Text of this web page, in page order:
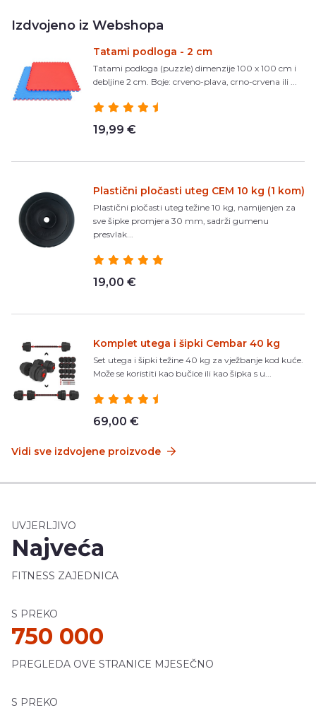
Izdvojeno iz Webshopa
Tatami podloga - 2 cm
Tatami podloga (puzzle) dimenzije 100 x 100 cm i
debljine 2 cm. Boje: crveno-plava, crno-crvena ili ...
19,99 €
Plastični pločasti uteg CEM 10 kg (1 kom)
Plastični pločasti uteg težine 10 kg, namijenjen za
sve šipke promjera 30 mm, sadrži gumenu
presvlak...
19,00 €
Komplet utega i šipki Cembar 40 kg
Set utega i šipki težine 40 kg za vježbanje kod kuće.
Može se koristiti kao bučice ili kao šipka s u...
69,00 €
Vidi sve izdvojene proizvode
UVJERLJIVO
Najveća
FITNESS ZAJEDNICA
S PREKO
750 000
PREGLEDA OVE STRANICE MJESEČNO
S PREKO